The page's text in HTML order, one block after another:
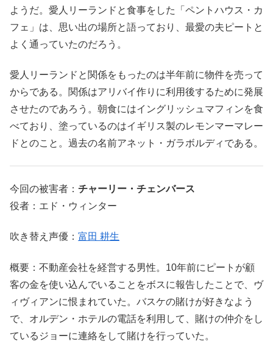
ようだ。愛人リーランドと食事をした「ペントハウス・カ
フェ」は、思い出の場所と語っており、最愛の夫ピートと
よく通っていたのだろう。
愛人リーランドと関係をもったのは半年前に物件を売って
からである。関係はアリバイ作りに利用後するために発展
させたのであろう。朝食にはイングリッシュマフィンを食
べており、塗っているのはイギリス製のレモンマーマレー
ドとのこと。過去の名前アネット・ガラボルディである。
今回の被害者： チャーリー・チェンバース
役者：エド・ウィンター
吹き替え声優： 富田 耕生
概要：不動産会社を経営する男性。10年前にピートが顧
客の金を使い込んでいることをボスに報告したことで、ヴ
ィヴィアンに恨まれていた。バスケの賭けが好きなよう
で、オルデン・ホテルの電話を利用して、賭けの仲介をし
ているジョーに連絡をして賭けを行っていた。